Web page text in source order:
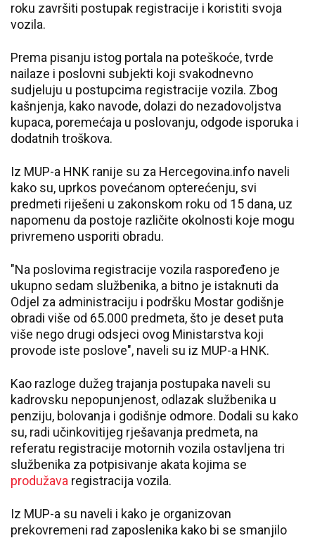
roku završiti postupak registracije i koristiti svoja
vozila.
Prema pisanju istog portala na poteškoće, tvrde
nailaze i poslovni subjekti koji svakodnevno
sudjeluju u postupcima registracije vozila. Zbog
kašnjenja, kako navode, dolazi do nezadovoljstva
kupaca, poremećaja u poslovanju, odgode isporuka i
dodatnih troškova.
Iz MUP-a HNK ranije su za Hercegovina.info naveli
kako su, uprkos povećanom opterećenju, svi
predmeti riješeni u zakonskom roku od 15 dana, uz
napomenu da postoje različite okolnosti koje mogu
privremeno usporiti obradu.
"Na poslovima registracije vozila raspoređeno je
ukupno sedam službenika, a bitno je istaknuti da
Odjel za administraciju i podršku Mostar godišnje
obradi više od 65.000 predmeta, što je deset puta
više nego drugi odsjeci ovog Ministarstva koji
provode iste poslove", naveli su iz MUP-a HNK.
Kao razloge dužeg trajanja postupaka naveli su
kadrovsku nepopunjenost, odlazak službenika u
penziju, bolovanja i godišnje odmore. Dodali su kako
su, radi učinkovitijeg rješavanja predmeta, na
referatu registracije motornih vozila ostavljena tri
službenika za potpisivanje akata kojima se
produžava registracija vozila.
Iz MUP-a su naveli i kako je organizovan
prekovremeni rad zaposlenika kako bi se smanjilo